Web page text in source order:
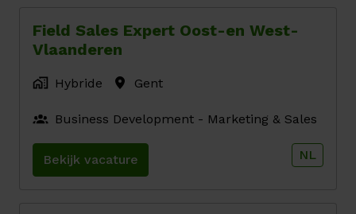
Field Sales Expert Oost-en West-
Vlaanderen
Hybride Gent
Business Development - Marketing & Sales
Bekijk vacature NL